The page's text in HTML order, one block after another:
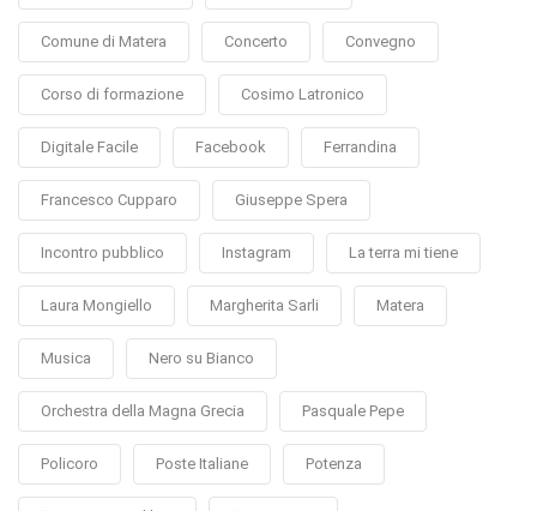
Comune di Matera Concerto Convegno
Corso di formazione Cosimo Latronico
Digitale Facile Facebook Ferrandina
Francesco Cupparo Giuseppe Spera
Incontro pubblico Instagram La terra mi tiene
Laura Mongiello Margherita Sarli Matera
Musica Nero su Bianco
Orchestra della Magna Grecia Pasquale Pepe
Policoro Poste Italiane Potenza